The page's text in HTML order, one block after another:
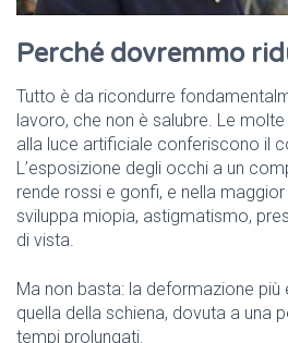
Perché dovremmo
Tutto è da ricondurre
lavoro, che non è salubre. Le
alla luce artificiale conferiscono il
L’esposizione degli occhi a un
rende rossi e gonfi, e nella
sviluppa miopia, astigmatismo,
di vista.
Ma non basta: la deformazione più
quella della schiena, dovuta a una
tempi prolungati.